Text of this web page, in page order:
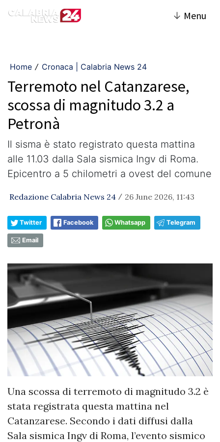
↓ Menu
Home / Cronaca | Calabria News 24
Terremoto nel Catanzarese,
scossa di magnitudo 3.2 a
Petronà
Il sisma è stato registrato questa mattina
alle 11.03 dalla Sala sismica Ingv di Roma.
Epicentro a 5 chilometri a ovest del comune
Redazione Calabria News 24 / 26 June 2026, 11:43
Twitter Facebook Whatsapp Telegram
Email
Una scossa di terremoto di magnitudo 3.2 è
stata registrata questa mattina nel
Catanzarese. Secondo i dati diffusi dalla
Sala sismica Ingv di Roma, l’evento sismico